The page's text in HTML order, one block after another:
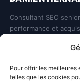
Pour offrir les meilleures
telles que les cookies
Consultant SEO
performance et
Facebook de
Twitter